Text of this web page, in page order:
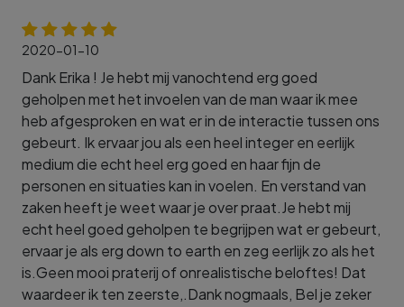
2020-01-10
Dank Erika ! Je hebt mij vanochtend erg goed
geholpen met het invoelen van de man waar ik mee
heb afgesproken en wat er in de interactie tussen ons
gebeurt. Ik ervaar jou als een heel integer en eerlijk
medium die echt heel erg goed en haar fijn de
personen en situaties kan in voelen. En verstand van
zaken heeft je weet waar je over praat.Je hebt mij
echt heel goed geholpen te begrijpen wat er gebeurt,
ervaar je als erg down to earth en zeg eerlijk zo als het
is.Geen mooi praterij of onrealistische beloftes! Dat
waardeer ik ten zeerste,.Dank nogmaals, Bel je zeker